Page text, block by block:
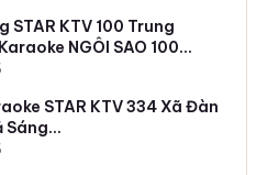
STAR KTV 100 Trung
NGÔI SAO 100…
STAR KTV 334 Xã Đàn
Sáng…